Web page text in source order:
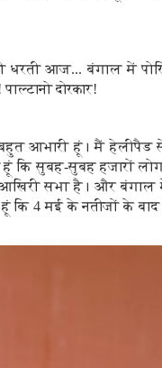
धरती आज... बंगाल में
दोरकार!
आभारी हूं। मैं हेलीपैड
हूं कि सुबह-सुबह हजारों
सभा है। और बंगाल
कि 4 मई के नतीजों के